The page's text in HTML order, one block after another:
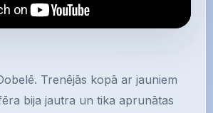
Trenējās kopā ar jauniem
bija jautra un tika aprunātas